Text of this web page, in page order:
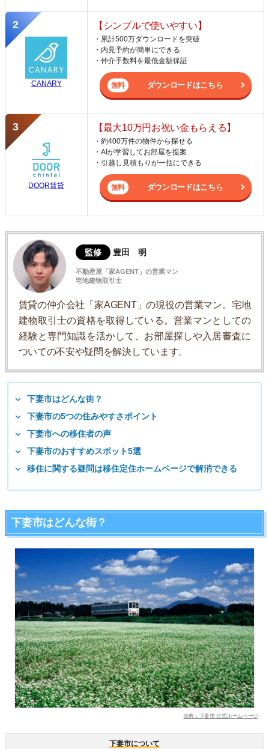
CANARY
【シンプルで使いやすい】
・累計500万ダウンロードを突破
・内見予約が簡単にできる
・仲介手数料を最低金額保証
ダウンロードはこちら
DOOR賃貸
【最大10万円お祝い金もらえる】
・約400万件の物件から探せる
・AIが学習してお部屋を提案
・引越し見積もりが一括にできる
ダウンロードはこちら
監修 豊田 明
不動産屋「家AGENT」の営業マン
宅地建物取引士
賃貸の仲介会社「家AGENT」の現役の営業マン。宅地
建物取引士の資格を取得している。営業マンとしての
経験と専門知識を活かして、お部屋探しや入居審査に
ついての不安や疑問を解決しています。
下妻市はどんな街？
下妻市の5つの住みやすさポイント
下妻市への移住者の声
下妻市のおすすめスポット5選
移住に関する疑問は移住定住ホームページで解消できる
下妻市はどんな街？
出典：下妻市 公式ホームページ
下妻市について